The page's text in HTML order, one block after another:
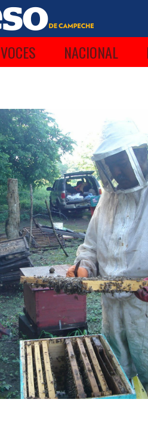
VOCES NACIONAL